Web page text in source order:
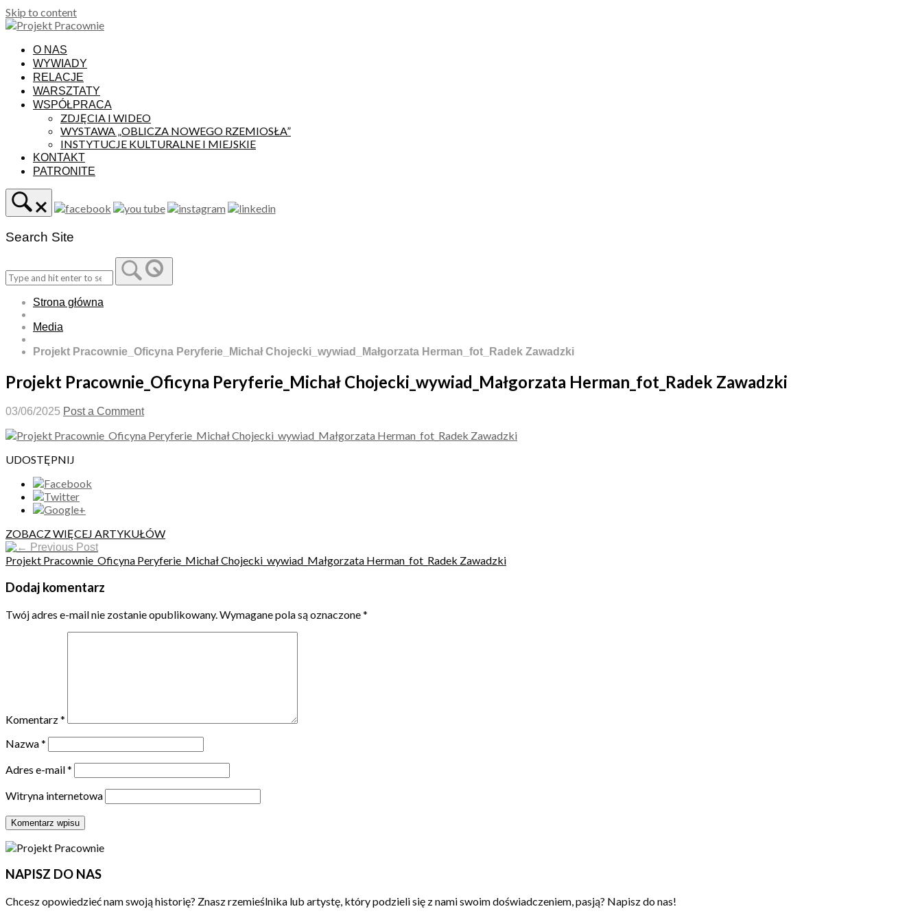
Skip to content
O NAS
WYWIADY
RELACJE
WARSZTATY
WSPÓŁPRACA
ZDJĘCIA I WIDEO
WYSTAWA „OBLICZA NOWEGO RZEMIOSŁA”
INSTYTUCJE KULTURALNE I MIEJSKIE
KONTAKT
PATRONITE
Search Site
Strona główna
Media
Projekt Pracownie_Oficyna Peryferie_Michał Chojecki_wywiad_Małgorzata Herman_fot_Radek Zawadzki
Projekt Pracownie_Oficyna Peryferie_Michał Chojecki_wywiad_Małgorzata Herman_fot_Radek Zawadzki
03/06/2025 Post a Comment
UDOSTĘPNIJ
ZOBACZ WIĘCEJ ARTYKUŁÓW
Previous Post
Projekt Pracownie_Oficyna Peryferie_Michał Chojecki_wywiad_Małgorzata Herman_fot_Radek Zawadzki
Dodaj komentarz
Twój adres e-mail nie zostanie opublikowany. Wymagane pola są oznaczone*
Komentarz*
Nazwa*
Adres e-mail*
Witryna internetowa
NAPISZ DO NAS
Chcesz opowiedzieć nam swoją historię? Znasz rzemieślnika lub artystę, który podzieli się z nami swoim doświadczeniem, pasją? Napisz do nas!